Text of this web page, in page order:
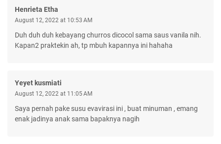
Henrieta Etha
August 12, 2022 at 10:53 AM
Duh duh duh kebayang churros dicocol sama saus vanila nih.
Kapan2 praktekin ah, tp mbuh kapannya ini hahaha
Yeyet kusmiati
August 12, 2022 at 11:05 AM
Saya pernah pake susu evavirasi ini , buat minuman , emang
enak jadinya anak sama bapaknya nagih